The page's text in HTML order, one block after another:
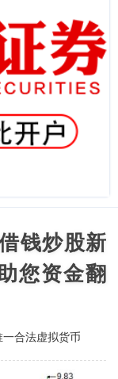
钱炒股新
您资金翻
合法虚拟货币